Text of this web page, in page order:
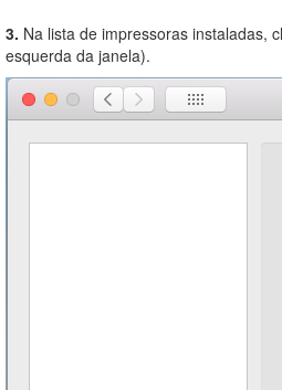
3. Na lista de impressoras instaladas,
esquerda da janela).